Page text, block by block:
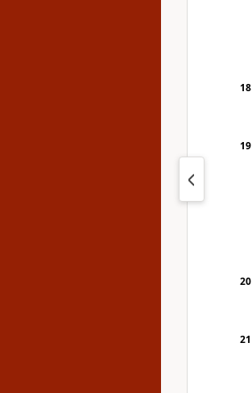
18
19
20
21